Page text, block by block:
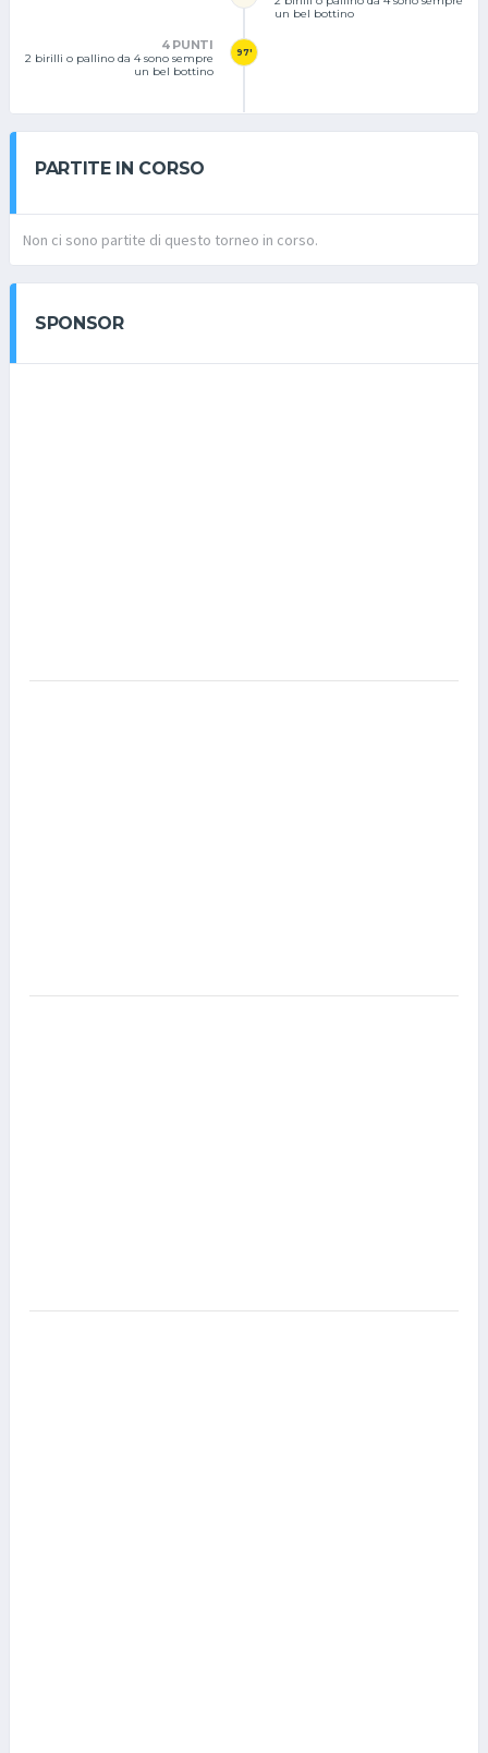
un bel bottino
97'
4 PUNTI
2 birilli o pallino da 4 sono sempre
un bel bottino
PARTITE IN CORSO
Non ci sono partite di questo torneo in corso.
SPONSOR